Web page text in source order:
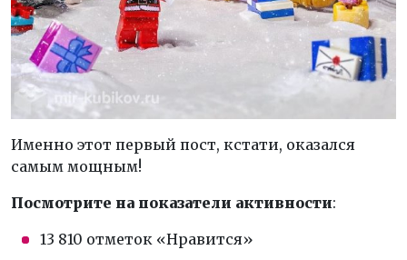
Именно этот первый пост, кстати, оказался
самым мощным!
Посмотрите на показатели активности:
13 810 отметок «Нравится»